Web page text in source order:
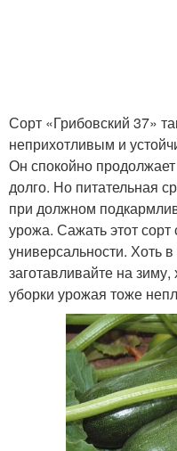
Сорт «Грибовский 37»
неприхотливым и
Он спокойно
долго. Но питательная
при должном
урожа. Сажать этот сорт
универсальности. Хоть
заготавливайте на
уборки урожая тоже